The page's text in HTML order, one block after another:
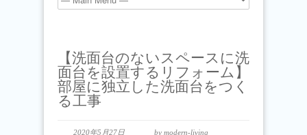
【洗面台のないスペースに洗
面台を設置するリフォーム】
部屋に独立した洗面台をつく
る工事
2020年5月27日
by modern-living